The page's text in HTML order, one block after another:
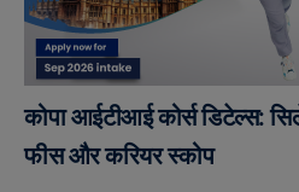
कोपा आईटीआई कोर्स डिटेल्स:
फीस और करियर स्कोप